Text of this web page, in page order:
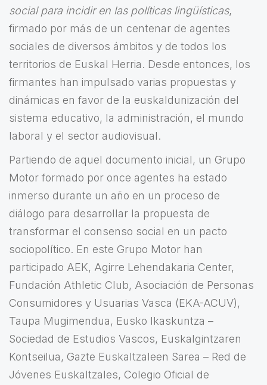
social para incidir en las políticas lingüísticas,
firmado por más de un centenar de agentes
sociales de diversos ámbitos y de todos los
territorios de Euskal Herria. Desde entonces, los
firmantes han impulsado varias propuestas y
dinámicas en favor de la euskaldunización del
sistema educativo, la administración, el mundo
laboral y el sector audiovisual.
Partiendo de aquel documento inicial, un Grupo
Motor formado por once agentes ha estado
inmerso durante un año en un proceso de
diálogo para desarrollar la propuesta de
transformar el consenso social en un pacto
sociopolítico. En este Grupo Motor han
participado AEK, Agirre Lehendakaria Center,
Fundación Athletic Club, Asociación de Personas
Consumidores y Usuarias Vasca (EKA-ACUV),
Taupa Mugimendua, Eusko Ikaskuntza –
Sociedad de Estudios Vascos, Euskalgintzaren
Kontseilua, Gazte Euskaltzaleen Sarea – Red de
Jóvenes Euskaltzales, Colegio Oficial de